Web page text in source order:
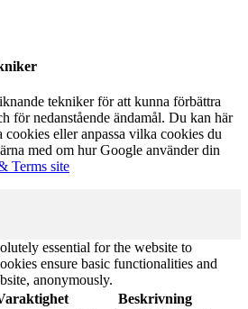
tekniker för att kunna förbättra
för nedanstående ändamål. Du kan här
cookies eller anpassa vilka cookies du
med om hur Google använder din
Terms site
essential for the website to
ensure basic functionalities and
anonymously.
Beskrivning